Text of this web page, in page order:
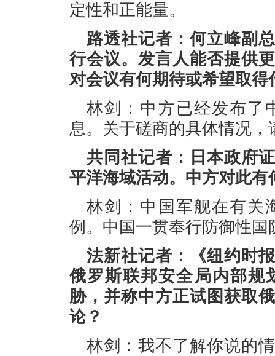
定性和正能量。
路透社记者：何立峰副
行会议。发言人能否提供
对会议有何期待或希望取得
林剑：中方已经发布了
息。关于磋商的具体情况，
共同社记者：日本政府
平洋海域活动。中方对此有
林剑：中国军舰在有关
例。中国一贯奉行防御性
法新社记者：《纽约时
俄罗斯联邦安全局内部规
胁，并称中方正试图获取
论？
林剑：我不了解你说的